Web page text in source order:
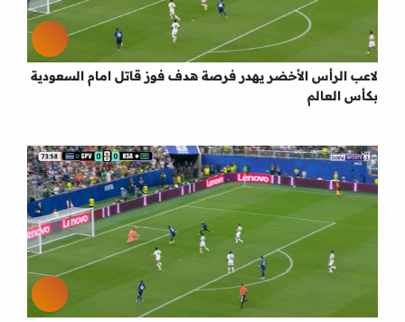
لاعب الرأس الأخضر يهدر فرصة هدف فوز قاتل امام السعودية
بكأس العالم